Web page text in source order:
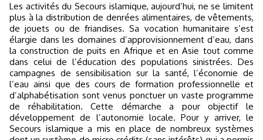
Les activités du Secours islamique, aujourd’hui, ne se limitent
plus à la distribution de denrées alimentaires, de vêtements,
de jouets ou de friandises. Sa vocation humanitaire s’est
élargie dans les domaines d’approvisionnement d’eau, dans
la construction de puits en Afrique et en Asie tout comme
dans celui de l’éducation des populations sinistrées. Des
campagnes de sensibilisation sur la santé, l’économie de
l’eau ainsi que des cours de formation professionnelle et
d’alphabétisation sont venus ponctuer un vaste programme
de réhabilitation. Cette démarche a pour objectif le
développement de l’autonomie locale. Pour y arriver, le
Secours islamique a mis en place de nombreux systèmes